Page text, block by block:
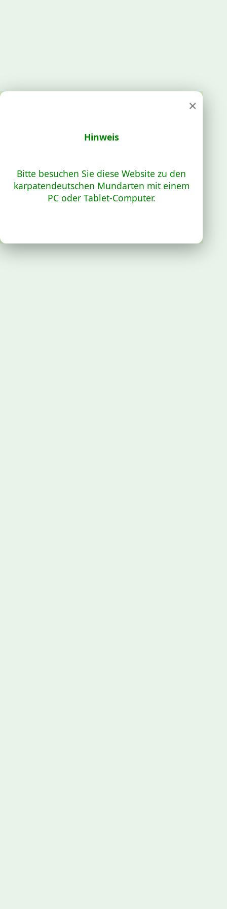
×
Hinweis
Bitte besuchen Sie diese Website zu den
karpatendeutschen Mundarten mit einem
PC oder Tablet-Computer.